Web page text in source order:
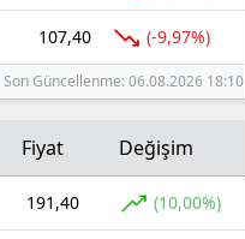
107,40 (-9,97%)
Son Güncellenme: 06.08.2026 18:10
Fiyat Değişim
191,40 (10,00%)